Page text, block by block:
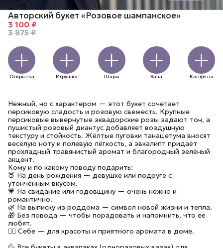
Авторский букет «Розовое шампанское»
3 100 ₽
3 875 ₽
Открытка Игрушка Шары Ваза Конфеты
Нежный, но с характером — этот букет сочетает
персиковую сладость и розовую свежесть. Крупные
персиковые вывернутые эквадорские розы задают тон, а
пушистый розовый диантус добавляет воздушную
текстуру и стойкость. Жёлтые пуговки танацетума вносят
весёлую ноту и полевую лёгкость, а эвкалипт придаёт
прохладный травянистый аромат и благородный зелёный
акцент.
Кому и по какому поводу подарить:
🍑 На день рождения — девушке или подруге с
утончённым вкусом.
💗 На свидание или годовщину — очень нежно и
романтично.
🌿 На выписку из роддома — символ новой жизни и тепла.
🎁 Без повода — чтобы порадовать и напомнить, что её
любят.
🧘‍♀️ Себе — для красоты и приятного аромата в доме.